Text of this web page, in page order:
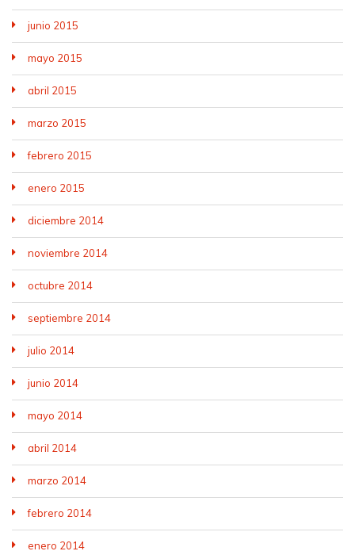
junio 2015
mayo 2015
abril 2015
marzo 2015
febrero 2015
enero 2015
diciembre 2014
noviembre 2014
octubre 2014
septiembre 2014
julio 2014
junio 2014
mayo 2014
abril 2014
marzo 2014
febrero 2014
enero 2014